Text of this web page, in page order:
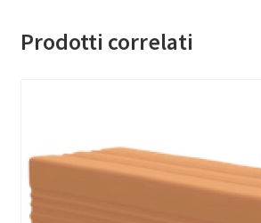
Prodotti correlati